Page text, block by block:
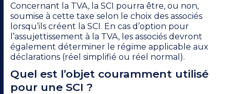
Concernant la TVA, la SCI pourra être, ou non,
soumise à cette taxe selon le choix des associés
lorsqu’ils créent la SCI. En cas d’option pour
l’assujettissement à la TVA, les associés devront
également déterminer le régime applicable aux
déclarations (réel simplifié ou réel normal).
Quel est l’objet couramment utilisé
pour une SCI ?